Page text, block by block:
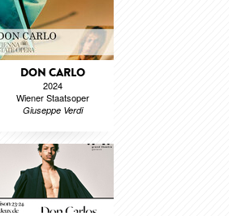
DON CARLO
2024
Wiener Staatsoper
Giuseppe Verdi